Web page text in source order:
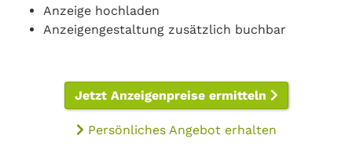
Anzeige hochladen
Anzeigengestaltung zusätzlich buchbar
Jetzt Anzeigenpreise ermitteln
Persönliches Angebot erhalten